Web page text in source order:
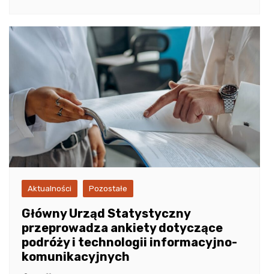
Aktualności Pozostałe
Główny Urząd Statystyczny
przeprowadza ankiety dotyczące
podróży i technologii informacyjno-
komunikacyjnych